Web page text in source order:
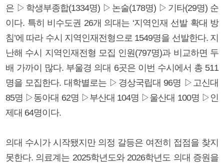
은 ▷학생부종합(1334명) ▷논술(178명) ▷기타(29명) 순
이다. 특히 비수도권 26개 의대는 ‘지역인재 선발 확대 방
침’에 따라 수시 지역인재전형으로 1549명을 선발한다. 지
난해 수시 지역인재전형 모집 인원(797명)과 비교하면 두
배 가까이 많다. 부울경 의대 6곳은 이번 수시에서 총 511
명을 모집한다. 대학별로는 ▷경상국립대 96명 ▷고신대
85명 ▷동아대 62명 ▷부산대 104명 ▷울산대 100명 ▷인
제대 64명이다.
의대 수시가 시작됐지만 의정 갈등은 여전히 접점을 찾지
못한다. 의료계는 2025학년도와 2026학년도 의대 증원을